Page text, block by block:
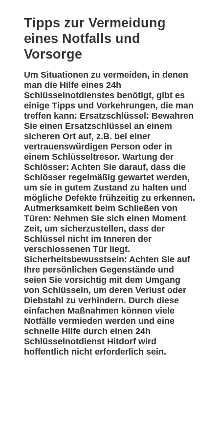
Tipps zur Vermeidung
eines Notfalls und
Vorsorge
Um Situationen zu vermeiden, in denen
man die Hilfe eines 24h
Schlüsselnotdienstes benötigt, gibt es
einige Tipps und Vorkehrungen, die man
treffen kann: Ersatzschlüssel: Bewahren
Sie einen Ersatzschlüssel an einem
sicheren Ort auf, z.B. bei einer
vertrauenswürdigen Person oder in
einem Schlüsseltresor. Wartung der
Schlösser: Achten Sie darauf, dass die
Schlösser regelmäßig gewartet werden,
um sie in gutem Zustand zu halten und
mögliche Defekte frühzeitig zu erkennen.
Aufmerksamkeit beim Schließen von
Türen: Nehmen Sie sich einen Moment
Zeit, um sicherzustellen, dass der
Schlüssel nicht im Inneren der
verschlossenen Tür liegt.
Sicherheitsbewusstsein: Achten Sie auf
Ihre persönlichen Gegenstände und
seien Sie vorsichtig mit dem Umgang
von Schlüsseln, um deren Verlust oder
Diebstahl zu verhindern. Durch diese
einfachen Maßnahmen können viele
Notfälle vermieden werden und eine
schnelle Hilfe durch einen 24h
Schlüsselnotdienst Hitdorf wird
hoffentlich nicht erforderlich sein.